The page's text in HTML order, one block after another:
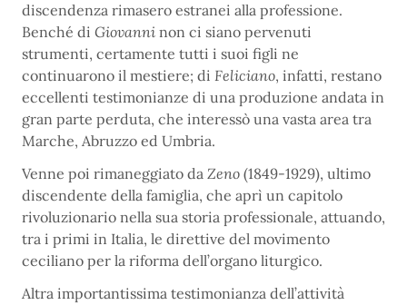
discendenza rimasero estranei alla professione.
Benché di Giovanni non ci siano pervenuti
strumenti, certamente tutti i suoi figli ne
continuarono il mestiere; di Feliciano, infatti, restano
eccellenti testimonianze di una produzione andata in
gran parte perduta, che interessò una vasta area tra
Marche, Abruzzo ed Umbria.
Venne poi rimaneggiato da Zeno (1849-1929), ultimo
discendente della famiglia, che aprì un capitolo
rivoluzionario nella sua storia professionale, attuando,
tra i primi in Italia, le direttive del movimento
ceciliano per la riforma dell’organo liturgico.
Altra importantissima testimonianza dell’attività